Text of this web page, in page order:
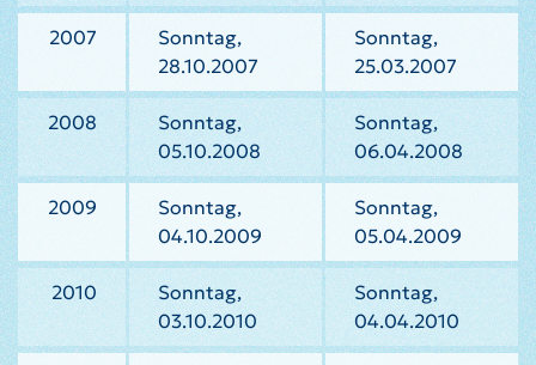
2007
Sonntag,
28.10.2007
Sonntag,
25.03.2007
2008
Sonntag,
05.10.2008
Sonntag,
06.04.2008
2009
Sonntag,
04.10.2009
Sonntag,
05.04.2009
2010
Sonntag,
03.10.2010
Sonntag,
04.04.2010